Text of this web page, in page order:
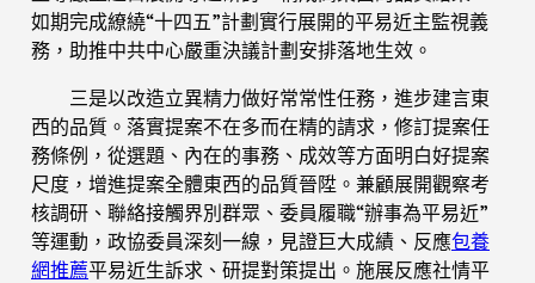
如期完成繚繞“十四五”計劃實行展開的平易近主監視義
務，助推中共中心嚴重決議計劃安排落地生效。
三是以改造立異精力做好常常性任務，進步建言東
西的品質。落實提案不在多而在精的請求，修訂提案任
務條例，從選題、內在的事務、成效等方面明白好提案
尺度，增進提案全體東西的品質晉陞。兼顧展開觀察考
核調研、聯絡接觸界別群眾、委員履職“辦事為平易近”
等運動，政協委員深刻一線，見證巨大成績、反應包養
網推薦平易近生訴求、研提對策提出。施展反應社情平